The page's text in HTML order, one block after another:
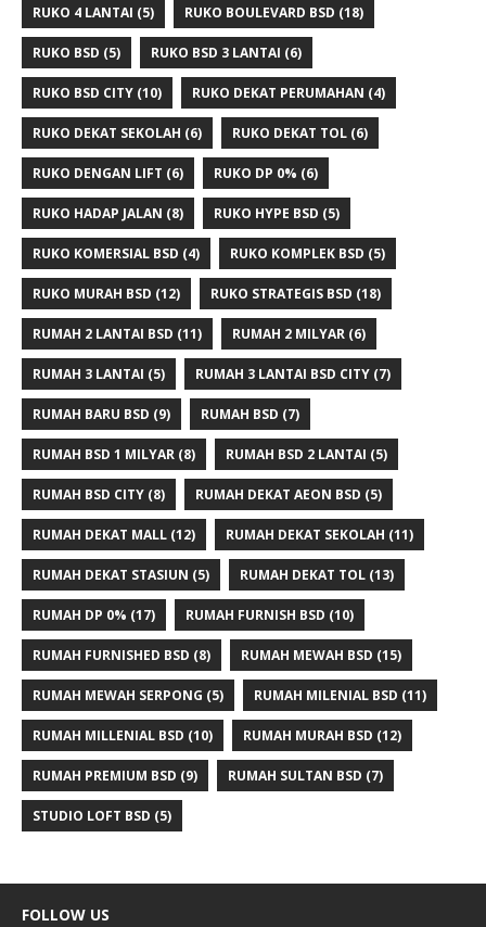
RUKO 4 LANTAI (5) RUKO BOULEVARD BSD (18)
RUKO BSD (5) RUKO BSD 3 LANTAI (6)
RUKO BSD CITY (10) RUKO DEKAT PERUMAHAN (4)
RUKO DEKAT SEKOLAH (6) RUKO DEKAT TOL (6)
RUKO DENGAN LIFT (6) RUKO DP 0% (6)
RUKO HADAP JALAN (8) RUKO HYPE BSD (5)
RUKO KOMERSIAL BSD (4) RUKO KOMPLEK BSD (5)
RUKO MURAH BSD (12) RUKO STRATEGIS BSD (18)
RUMAH 2 LANTAI BSD (11) RUMAH 2 MILYAR (6)
RUMAH 3 LANTAI (5) RUMAH 3 LANTAI BSD CITY (7)
RUMAH BARU BSD (9) RUMAH BSD (7)
RUMAH BSD 1 MILYAR (8) RUMAH BSD 2 LANTAI (5)
RUMAH BSD CITY (8) RUMAH DEKAT AEON BSD (5)
RUMAH DEKAT MALL (12) RUMAH DEKAT SEKOLAH (11)
RUMAH DEKAT STASIUN (5) RUMAH DEKAT TOL (13)
RUMAH DP 0% (17) RUMAH FURNISH BSD (10)
RUMAH FURNISHED BSD (8) RUMAH MEWAH BSD (15)
RUMAH MEWAH SERPONG (5) RUMAH MILENIAL BSD (11)
RUMAH MILLENIAL BSD (10) RUMAH MURAH BSD (12)
RUMAH PREMIUM BSD (9) RUMAH SULTAN BSD (7)
STUDIO LOFT BSD (5)
FOLLOW US